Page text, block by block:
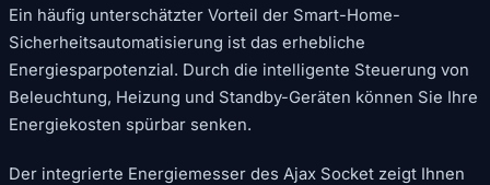
Ein häufig unterschätzter Vorteil der Smart-Home-
Sicherheitsautomatisierung ist das erhebliche
Energiesparpotenzial. Durch die intelligente Steuerung von
Beleuchtung, Heizung und Standby-Geräten können Sie Ihre
Energiekosten spürbar senken.
Der integrierte Energiemesser des Ajax Socket zeigt Ihnen